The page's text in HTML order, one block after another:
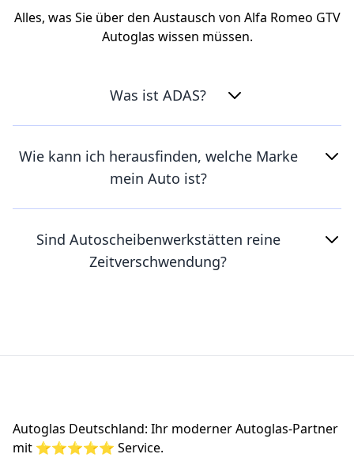
Alles, was Sie über den Austausch von Alfa Romeo GTV
Autoglas wissen müssen.
Was ist ADAS?
Wie kann ich herausfinden, welche Marke
mein Auto ist?
Sind Autoscheibenwerkstätten reine
Zeitverschwendung?
Autoglas Deutschland: Ihr moderner Autoglas-Partner
mit ⭐⭐⭐⭐⭐ Service.